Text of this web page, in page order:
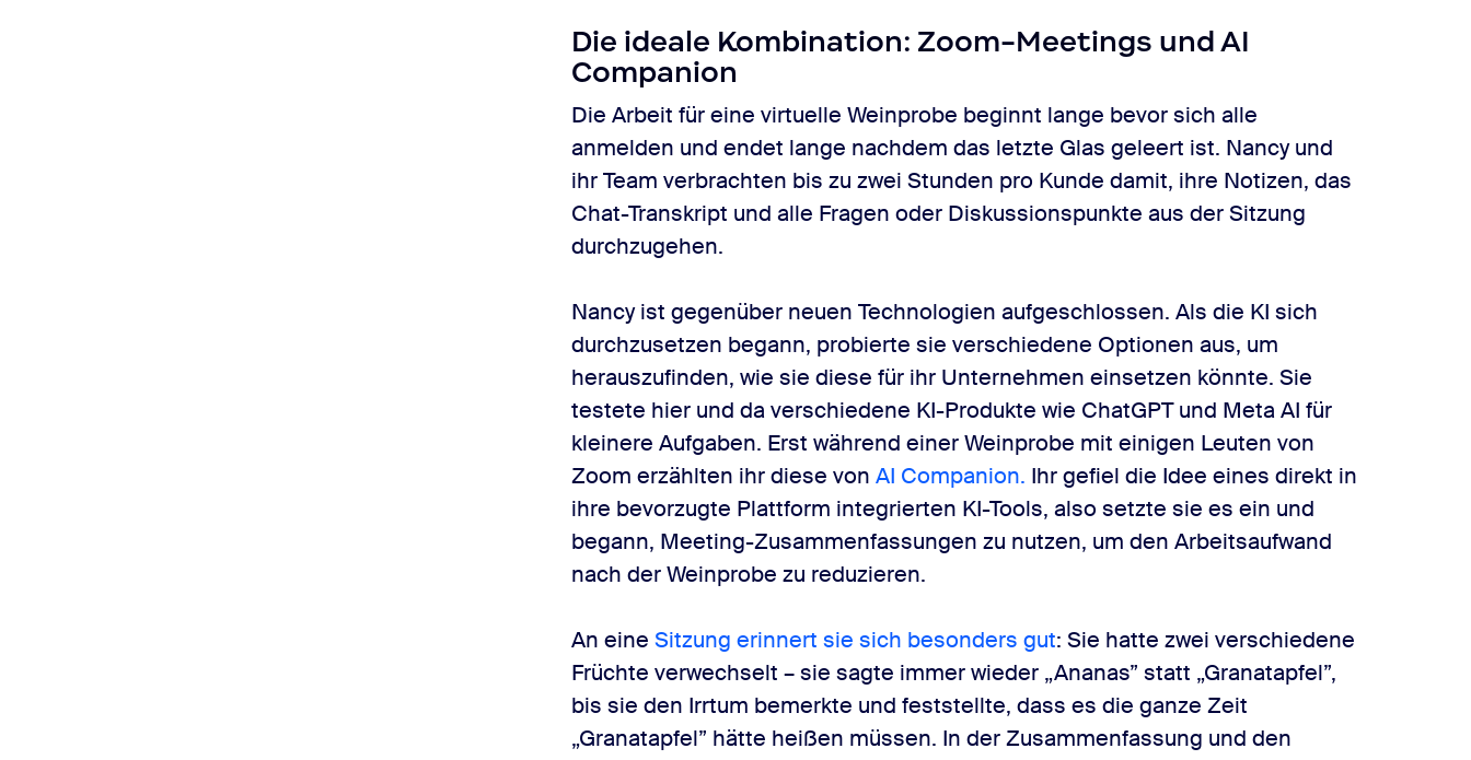
Die ideale Kombination: Zoom-Meetings und AI
Companion
Die Arbeit für eine virtuelle Weinprobe beginnt lange bevor sich alle
anmelden und endet lange nachdem das letzte Glas geleert ist. Nancy und
ihr Team verbrachten bis zu zwei Stunden pro Kunde damit, ihre Notizen, das
Chat-Transkript und alle Fragen oder Diskussionspunkte aus der Sitzung
durchzugehen.
Nancy ist gegenüber neuen Technologien aufgeschlossen. Als die KI sich
durchzusetzen begann, probierte sie verschiedene Optionen aus, um
herauszufinden, wie sie diese für ihr Unternehmen einsetzen könnte. Sie
testete hier und da verschiedene KI-Produkte wie ChatGPT und Meta AI für
kleinere Aufgaben. Erst während einer Weinprobe mit einigen Leuten von
Zoom erzählten ihr diese vonAI Companion. Ihr gefiel die Idee eines direkt in
ihre bevorzugte Plattform integrierten KI-Tools, also setzte sie es ein und
begann, Meeting-Zusammenfassungen zu nutzen, um den Arbeitsaufwand
nach der Weinprobe zu reduzieren.
An eineSitzung erinnert sie sich besonders gut: Sie hatte zwei verschiedene
Früchte verwechselt – sie sagte immer wieder „Ananas” statt „Granatapfel”,
bis sie den Irrtum bemerkte und feststellte, dass es die ganze Zeit
„Granatapfel” hätte heißen müssen. In der Zusammenfassung und den